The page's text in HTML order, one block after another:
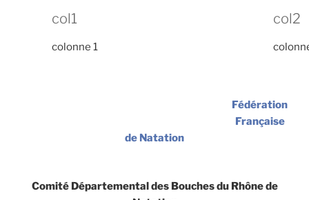
col1
colonne 1
col2
Fédération
Française
de Natation
Comité Départemental des Bouches du Rhône de